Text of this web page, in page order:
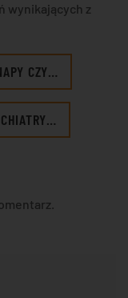
wynikających z
CZY…